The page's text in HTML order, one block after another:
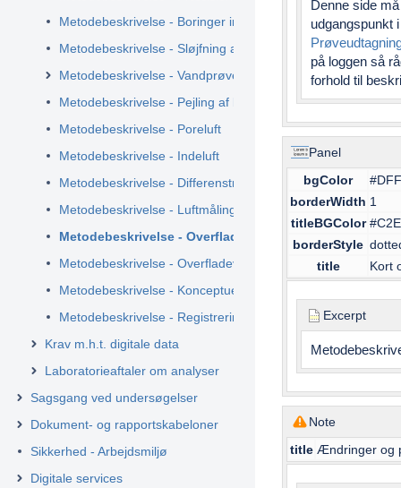
Metodebeskrivelse - Boringer inkl. jordprøvetagning
Metodebeskrivelse - Sløjfning af boringer
Metodebeskrivelse - Vandprøvetagning fra boringer
Metodebeskrivelse - Pejling af boringer
Metodebeskrivelse - Poreluft
Metodebeskrivelse - Indeluft
Metodebeskrivelse - Differenstrykmåling
Metodebeskrivelse - Luftmåling i kloak
Metodebeskrivelse - Overfladeprøver
Metodebeskrivelse - Overfladevand
Metodebeskrivelse - Konceptuelle modeller
Metodebeskrivelse - Registrering af afværgeanlæg,
Krav m.h.t. digitale data
Laboratorieaftaler om analyser
Sagsgang ved undersøgelser
Dokument- og rapportskabeloner
Sikkerhed - Arbejdsmiljø
Digitale services
Denne side
udgangspunkt
på loggen så
forhold til
Panel
bgColor
borderWidth 1
titleBGColor
borderStyle
title
Kort
Excerpt
Note
title Ændringer og